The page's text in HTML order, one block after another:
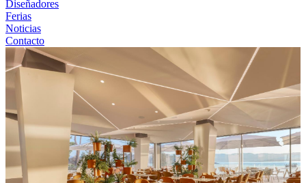
Diseñadores
Ferias
Noticias
Contacto